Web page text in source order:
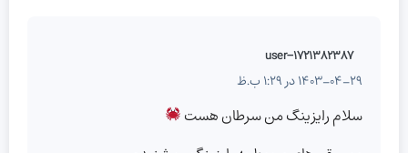
user-1721382387
1403-04-29 در 1:29 ب.ظ
سلام رایزینگ من سرطان هست